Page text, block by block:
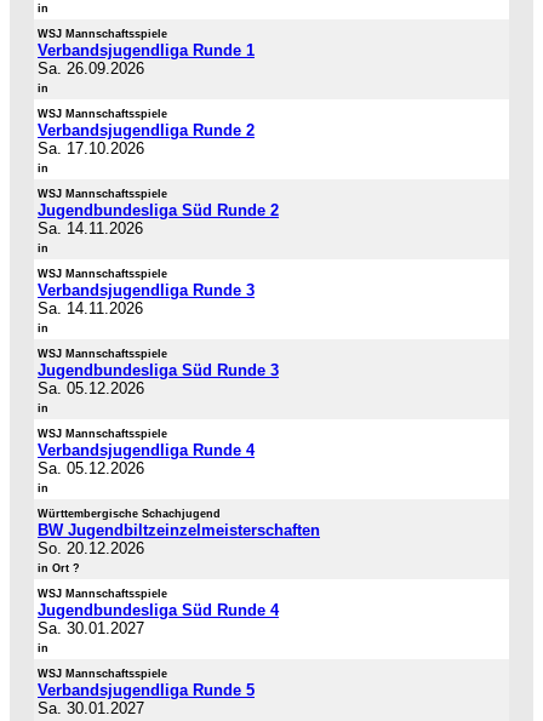
in
WSJ Mannschaftsspiele
Verbandsjugendliga Runde 1
Sa. 26.09.2026
in
WSJ Mannschaftsspiele
Verbandsjugendliga Runde 2
Sa. 17.10.2026
in
WSJ Mannschaftsspiele
Jugendbundesliga Süd Runde 2
Sa. 14.11.2026
in
WSJ Mannschaftsspiele
Verbandsjugendliga Runde 3
Sa. 14.11.2026
in
WSJ Mannschaftsspiele
Jugendbundesliga Süd Runde 3
Sa. 05.12.2026
in
WSJ Mannschaftsspiele
Verbandsjugendliga Runde 4
Sa. 05.12.2026
in
Württembergische Schachjugend
BW Jugendbiltzeinzelmeisterschaften
So. 20.12.2026
in Ort ?
WSJ Mannschaftsspiele
Jugendbundesliga Süd Runde 4
Sa. 30.01.2027
in
WSJ Mannschaftsspiele
Verbandsjugendliga Runde 5
Sa. 30.01.2027